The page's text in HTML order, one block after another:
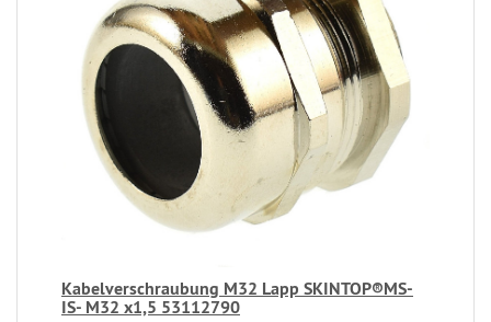
Kabelverschraubung M32 Lapp SKINTOP®MS-
IS- M32 x1,5 53112790